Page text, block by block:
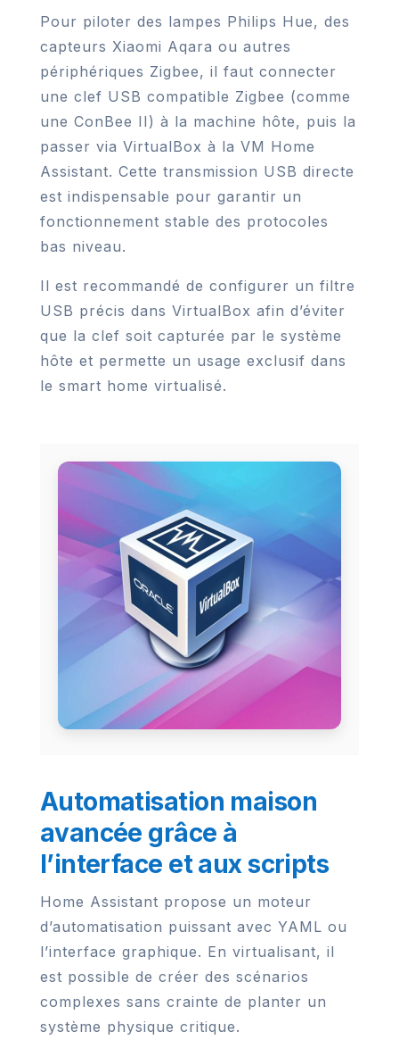
Pour piloter des lampes Philips Hue, des
capteurs Xiaomi Aqara ou autres
périphériques Zigbee, il faut connecter
une clef USB compatible Zigbee (comme
une ConBee II) à la machine hôte, puis la
passer via VirtualBox à la VM Home
Assistant. Cette transmission USB directe
est indispensable pour garantir un
fonctionnement stable des protocoles
bas niveau.
Il est recommandé de configurer un filtre
USB précis dans VirtualBox afin d’éviter
que la clef soit capturée par le système
hôte et permette un usage exclusif dans
le smart home virtualisé.
Automatisation maison
avancée grâce à
l’interface et aux scripts
Home Assistant propose un moteur
d’automatisation puissant avec YAML ou
l’interface graphique. En virtualisant, il
est possible de créer des scénarios
complexes sans crainte de planter un
système physique critique.